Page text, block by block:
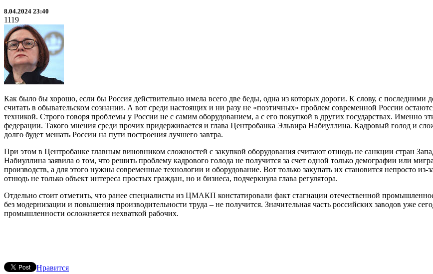
8.04.2024 23:40
1119
Как было бы хорошо, если бы Россия действительно имела всего две беды, одна из которых дороги. К слову, с последними
считать в обывательском сознании. А вот среди настоящих и ни разу не «поэтичных» проблем современной России
техникой. Строго говоря проблемы у России не с самим оборудованием, а с его покупкой в других государствах. Именно
федерации. Такого мнения среди прочих придерживается и глава Центробанка Эльвира Набиуллина. Кадровый голод и
долго будет мешать России на пути построения лучшего завтра.
При этом в Центробанке главным виновником сложностей с закупкой оборудования считают отнюдь не санкции стран
Набиуллина заявила о том, что решить проблему кадрового голода не получится за счет одной только демографии или
производств, а для этого нужны современные технологии и оборудование. Вот только закупать их становится непросто
отнюдь не только объект интереса простых граждан, но и бизнеса, подчеркнула глава регулятора.
Отдельно стоит отметить, что ранее специалисты из ЦМАКП констатировали факт стагнации отечественной
без модернизации и повышения производительности труда – не получится. Значительная часть российских заводов уже
промышленности осложняется нехваткой рабочих.
Нравится